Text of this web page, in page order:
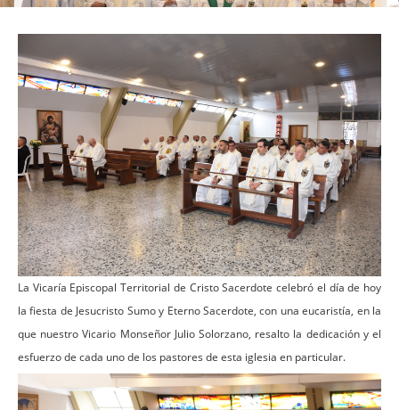
La Vicaría Episcopal Territorial de Cristo Sacerdote celebró el día de hoy
la fiesta de Jesucristo Sumo y Eterno Sacerdote, con una eucaristía, en la
que nuestro Vicario Monseñor Julio Solorzano, resalto la dedicación y el
esfuerzo de cada uno de los pastores de esta iglesia en particular.